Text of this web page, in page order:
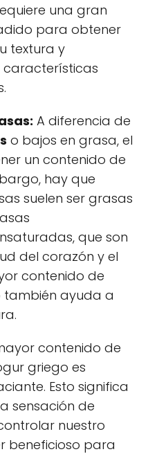
una gran
para obtener
textura y
A diferencia de
o bajos en grasa, el
un contenido de
hay que
suelen ser grasas
que son
del corazón y el
contenido de
ayuda a
contenido de
griego es
Esto significa
sensación de
nuestro
beneficioso para